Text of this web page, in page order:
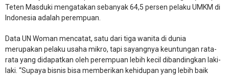
Teten Masduki mengatakan sebanyak 64,5 persen pelaku UMKM di
Indonesia adalah perempuan.
Data UN Woman mencatat, satu dari tiga wanita di dunia
merupakan pelaku usaha mikro, tapi sayangnya keuntungan rata-
rata yang didapatkan oleh perempuan lebih kecil dibandingkan laki-
laki. “Supaya bisnis bisa memberikan kehidupan yang lebih baik